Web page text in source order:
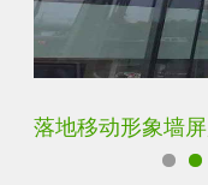
云雾超白玻隔断墙